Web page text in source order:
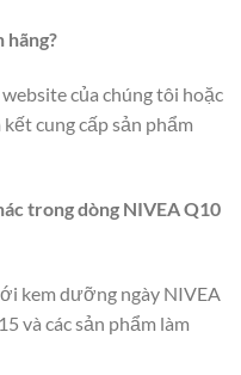
hãng?
của chúng tôi hoặc
cung cấp sản phẩm
trong dòng NIVEA Q10
kem dưỡng ngày NIVEA
và các sản phẩm làm